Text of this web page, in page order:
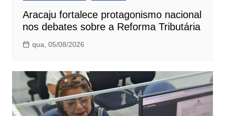
Aracaju fortalece protagonismo nacional
nos debates sobre a Reforma Tributária
qua, 05/08/2026